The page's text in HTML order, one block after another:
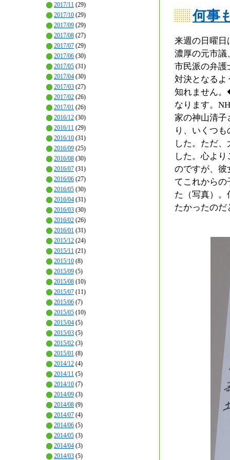
2017/11 (29)
2017/10 (29)
2017/09 (29)
2017/08 (27)
2017/07 (29)
2017/06 (30)
2017/05 (31)
2017/04 (30)
2017/03 (27)
2017/02 (26)
2017/01 (26)
2016/12 (30)
2016/11 (29)
2016/10 (31)
2016/09 (25)
2016/08 (30)
2016/07 (31)
2016/06 (27)
2016/05 (30)
2016/04 (31)
2016/03 (30)
2016/02 (26)
2016/01 (31)
2015/12 (24)
2015/11 (21)
2015/10 (8)
2015/09 (5)
2015/08 (10)
2015/07 (11)
2015/06 (7)
2015/05 (10)
2015/04 (5)
2015/03 (5)
2015/02 (3)
2015/01 (8)
2014/12 (4)
2014/11 (5)
2014/10 (7)
2014/09 (3)
2014/08 (9)
2014/07 (4)
2014/06 (5)
2014/05 (3)
2014/04 (3)
2014/03 (5)
何事
来週の日曜日
濃厚の元市議
市民派の弁護
対決となるよ
知れません
なります。
家の神山清
り、いくつ
した。ただ
した。心よ
のですが、彼
てこれから
た（写真）
たかったの